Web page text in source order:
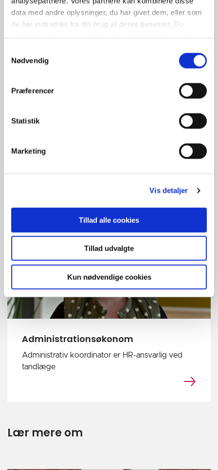
data med andre oplysninger, du har givet dem, eller som
de har indsamlet fra din brug af deres tjenester. Du
Nødvendig
Præferencer
Statistik
Marketing
Vis detaljer
Tillad alle cookies
Tillad udvalgte
Kun nødvendige cookies
Handelsøkonom
Eksportsælger og Online Marketing Manager
Administrationsøkonom
Administrativ koordinator er HR-ansvarlig ved
tandlæge
Lær mere om